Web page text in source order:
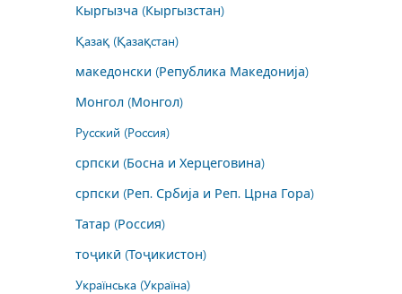
Кыргызча (Кыргызстан)
Қазақ (Қазақстан)
македонски (Република Македонија)
Монгол (Монгол)
Русский (Россия)
српски (Босна и Херцеговина)
српски (Реп. Србија и Реп. Црна Гора)
Татар (Россия)
тоҷикӣ (Тоҷикистон)
Українська (Україна)